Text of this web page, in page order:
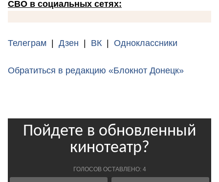
СВО в социальных сетях:
Телеграм | Дзен | ВК | Одноклассники
Обратиться в редакцию «Блокнот Донецк»